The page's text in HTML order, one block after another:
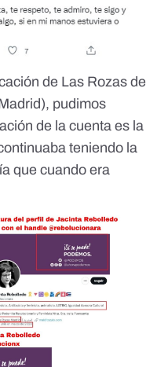
de Las Rozas de
pudimos
de la cuenta es la
teniendo la
que cuando era